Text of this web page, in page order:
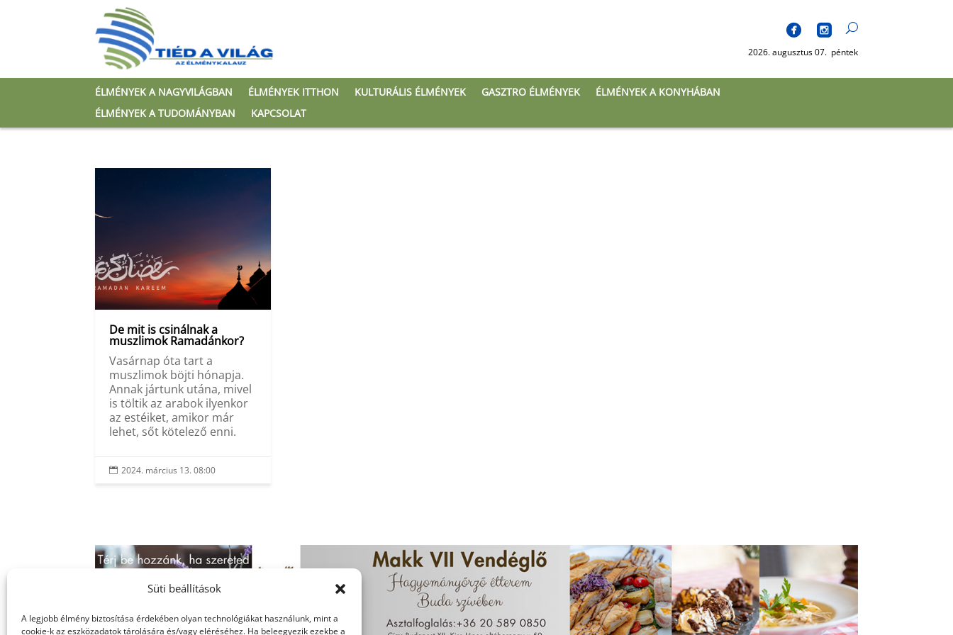
Süti beállítások
A legjobb élmény biztosítása érdekében olyan technológiákat használunk, mint a
cookie-k az eszközadatok tárolására és/vagy eléréséhez. Ha beleegyezik ezekbe a
2026. augusztus 07. péntek
ÉLMÉNYEK A NAGYVILÁGBAN ÉLMÉNYEK ITTHON KULTURÁLIS ÉLMÉNYEK GASZTRO ÉLMÉNYEK
ÉLMÉNYEK A KONYHÁBAN
ÉLMÉNYEK A TUDOMÁNYBAN
KAPCSOLAT
De mit is csinálnak a
muszlimok Ramadánkor?
Vasárnap óta tart a
muszlimok böjti hónapja.
Annak jártunk utána, mivel
is töltik az arabok ilyenkor
az estéiket, amikor már
lehet, sőt kötelező enni.
 2024. március 13. 08:00